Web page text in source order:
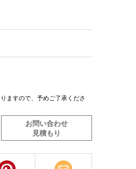
ますので、予めご了承くださ
お問い合わせ
見積もり